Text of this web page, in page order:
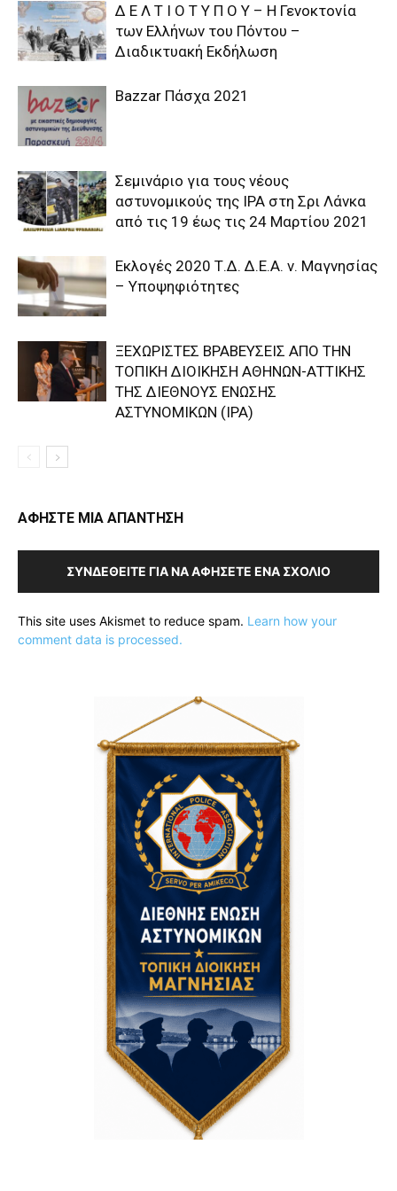
Δ Ε Λ Τ Ι Ο Τ Υ Π Ο Υ – Η Γενοκτονία
των Ελλήνων του Πόντου –
Διαδικτυακή Εκδήλωση
Bazzar Πάσχα 2021
Σεμινάριο για τους νέους
αστυνομικούς της IPA στη Σρι Λάνκα
από τις 19 έως τις 24 Μαρτίου 2021
Εκλογές 2020 Τ.Δ. Δ.Ε.Α. ν. Μαγνησίας
– Υποψηφιότητες
ΞΕΧΩΡΙΣΤΕΣ ΒΡΑΒΕΥΣΕΙΣ ΑΠΟ ΤΗΝ
ΤΟΠΙΚΗ ΔΙΟΙΚΗΣΗ ΑΘΗΝΩΝ-ΑΤΤΙΚΗΣ
ΤΗΣ ΔΙΕΘΝΟΥΣ ΕΝΩΣΗΣ
ΑΣΤΥΝΟΜΙΚΩΝ (IPA)
ΑΦΗΣΤΕ ΜΙΑ ΑΠΑΝΤΗΣΗ
ΣΥΝΔΕΘΕΊΤΕ ΓΙΑ ΝΑ ΑΦΉΣΕΤΕ ΈΝΑ ΣΧΌΛΙΟ
This site uses Akismet to reduce spam. Learn how your
comment data is processed.